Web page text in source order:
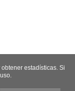
estadísticas. Si